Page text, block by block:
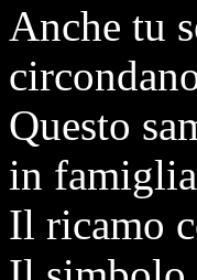
Anche tu
Questo
in
Il ricamo